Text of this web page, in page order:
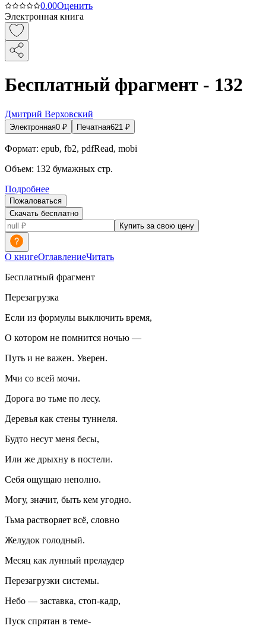
0.00Оценить
Электронная книга
Бесплатный фрагмент - 132
Дмитрий Верховский
Электронная0 ₽ Печатная621 ₽
Формат: epub, fb2, pdfRead, mobi
Объем: 132 бумажных стр.
Подробнее
Пожаловаться
Скачать бесплатно
Купить за свою цену
О книгеОглавлениеЧитать
Бесплатный фрагмент
Перезагрузка
Если из формулы выключить время,
О котором не помнится ночью —
Путь и не важен. Уверен.
Мчи со всей мочи.
Дорога во тьме по лесу.
Деревья как стены туннеля.
Будто несут меня бесы,
Или же дрыхну в постели.
Себя ощущаю неполно.
Могу, значит, быть кем угодно.
Тьма растворяет всё, словно
Желудок голодный.
Месяц как лунный прелаудер
Перезагрузки системы.
Небо — заставка, стоп-кадр,
Пуск спрятан в теме-